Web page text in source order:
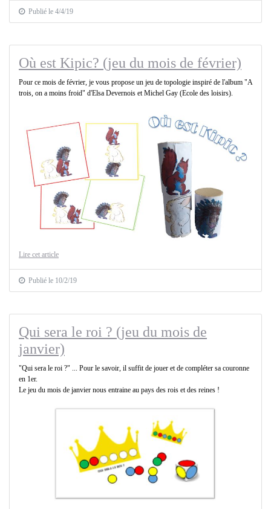
Publié le 4/4/19
Où est Kipic? (jeu du mois de février)
Pour ce mois de février, je vous propose un jeu de topologie inspiré de l'album "A
trois, on a moins froid" d'Elsa Devernois et Michel Gay (Ecole des loisirs).
Lire cet article
Publié le 10/2/19
Qui sera le roi ? (jeu du mois de
janvier)
"Qui sera le roi ?" ... Pour le savoir, il suffit de jouer et de compléter sa couronne
en 1er.
Le jeu du mois de janvier nous entraine au pays des rois et des reines !